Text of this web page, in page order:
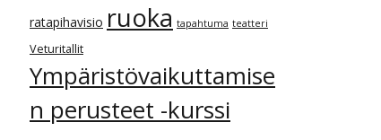
ratapihavisio ruoka tapahtuma teatteri
Veturitallit
Ympäristövaikuttamise
n perusteet -kurssi